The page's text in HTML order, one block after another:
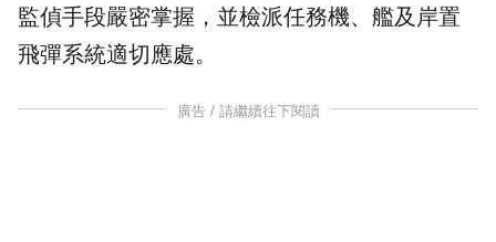
監偵手段嚴密掌握，並檢派任務機、艦及岸置
飛彈系統適切應處。
廣告 / 請繼續往下閱讀